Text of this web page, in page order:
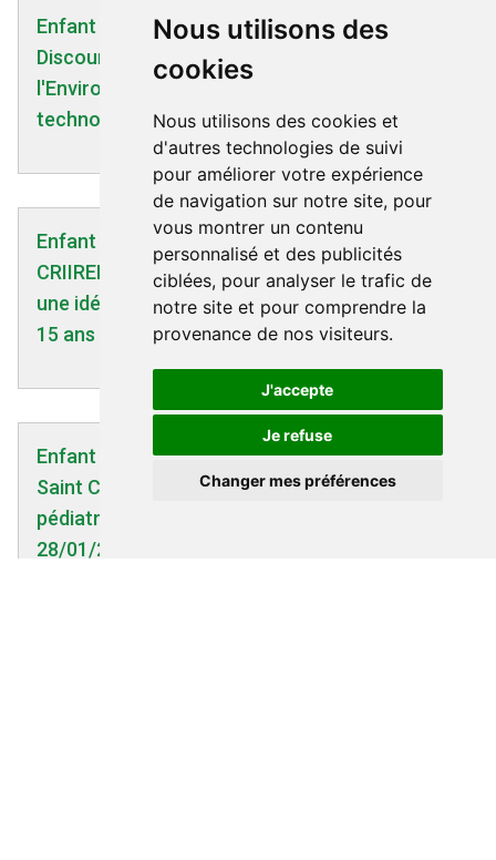
Nous utilisons des
cookies
Nous utilisons des cookies et
d'autres technologies de suivi
pour améliorer votre expérience
de navigation sur notre site, pour
vous montrer un contenu
personnalisé et des publicités
ciblées, pour analyser le trafic de
notre site et pour comprendre la
provenance de nos visiteurs.
J'accepte
Je refuse
Changer mes préférences
Enfant | 09/06/2016
Discours de Mme Ségolène ROYAL, Ministre de
l'Environnement au sujet des ondes de la
technologie mobile - 09/06/2016
Enfant | 08/12/2005
CRIIREM : 'Téléphone mobile pour les enfants :
une idée cadeau à proscrire pour les moins de
15 ans !'
Enfant | 28/01/2005
Saint Cyr l'Ecole: Onze cas de cancers
pédiatriques recensés ... - Le Figaro -
28/01/2005